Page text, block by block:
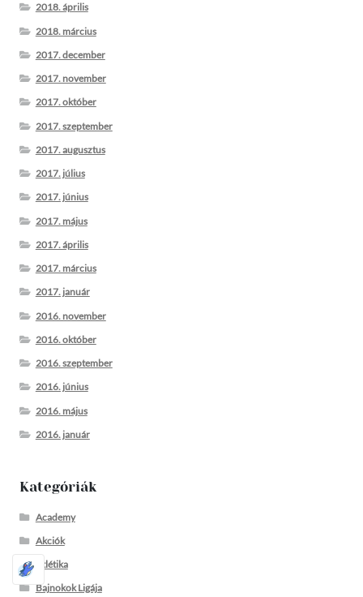
2018. április
2018. március
2017. december
2017. november
2017. október
2017. szeptember
2017. augusztus
2017. július
2017. június
2017. május
2017. április
2017. március
2017. január
2016. november
2016. október
2016. szeptember
2016. június
2016. május
2016. január
Kategóriák
Academy
Akciók
Atlétika
Bajnokok Ligája